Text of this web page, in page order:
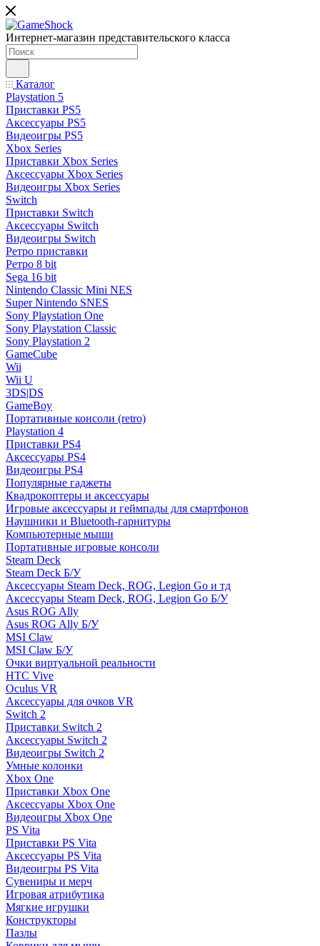
Интернет-магазин представительского класса
Каталог
Playstation 5
Приставки PS5
Аксессуары PS5
Видеоигры PS5
Xbox Series
Приставки Xbox Series
Аксессуары Xbox Series
Видеоигры Xbox Series
Switch
Приставки Switch
Аксессуары Switch
Видеоигры Switch
Ретро приставки
Ретро 8 bit
Sega 16 bit
Nintendo Classic Mini NES
Super Nintendo SNES
Sony Playstation One
Sony Playstation Classic
Sony Playstation 2
GameCube
Wii
Wii U
3DS|DS
GameBoy
Портативные консоли (retro)
Playstation 4
Приставки PS4
Аксессуары PS4
Видеоигры PS4
Популярные гаджеты
Квадрокоптеры и аксессуары
Игровые аксессуары и геймпады для смартфонов
Наушники и Bluetooth-гарнитуры
Компьютерные мыши
Портативные игровые консоли
Steam Deck
Steam Deck Б/У
Аксессуары Steam Deck, ROG, Legion Go и тд
Аксессуары Steam Deck, ROG, Legion Go Б/У
Asus ROG Ally
Asus ROG Ally Б/У
MSI Claw
MSI Claw Б/У
Очки виртуальной реальности
HTC Vive
Oculus VR
Аксессуары для очков VR
Switch 2
Приставки Switch 2
Аксессуары Switch 2
Видеоигры Switch 2
Умные колонки
Xbox One
Приставки Xbox One
Аксессуары Xbox One
Видеоигры Xbox One
PS Vita
Приставки PS Vita
Аксессуары PS Vita
Видеоигры PS Vita
Сувениры и мерч
Игровая атрибутика
Мягкие игрушки
Конструкторы
Пазлы